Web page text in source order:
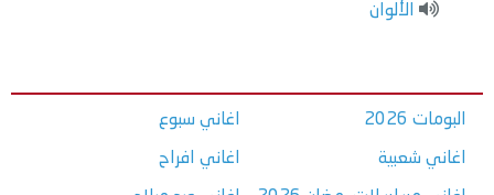
الألوان
البومات 2026
اغاني شعبية
اغاني سبوع
اغاني افراح